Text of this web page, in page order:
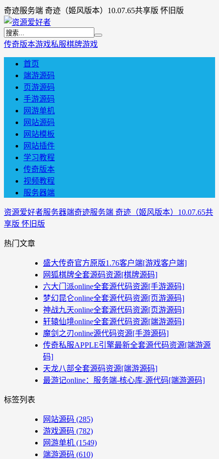
奇迹服务端 奇迹（姬风版本）10.07.65共享版 怀旧版
传奇版本游戏私服棋牌游戏
首页
端游源码
页游源码
手游源码
网游单机
网站源码
网站模板
网站插件
学习教程
传奇版本
视频教程
服务器端
资源爱好者服务器端奇迹服务端 奇迹（姬风版本）10.07.65共
享版 怀旧版
热门文章
盛大传奇官方原版1.76客户端[游戏客户端]
网狐棋牌全套源码资源[棋牌源码]
六大门派online全套源代码资源[手游源码]
梦幻昆仑online全套源代码资源[页游源码]
神战九天online全套源代码资源[页游源码]
轩辕仙境online全套源代码资源[端游源码]
魔剑之刃online源代码资源[手游源码]
传奇私服APPLE引擎最新全套源代码资源[端游源
码]
天龙八部全套源码资源[端游源码]
最游记online：服务端-核心库-源代码[端游源码]
标签列表
网站源码 (285)
游戏源码 (782)
网游单机 (1549)
端游源码 (610)